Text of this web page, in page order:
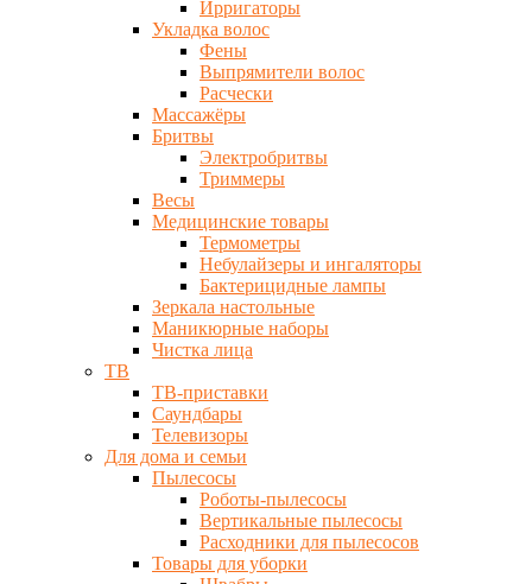
Ирригаторы
Укладка волос
Фены
Выпрямители волос
Расчески
Массажёры
Бритвы
Электробритвы
Триммеры
Весы
Медицинские товары
Термометры
Небулайзеры и ингаляторы
Бактерицидные лампы
Зеркала настольные
Маникюрные наборы
Чистка лица
ТВ
ТВ-приставки
Саундбары
Телевизоры
Для дома и семьи
Пылесосы
Роботы-пылесосы
Вертикальные пылесосы
Расходники для пылесосов
Товары для уборки